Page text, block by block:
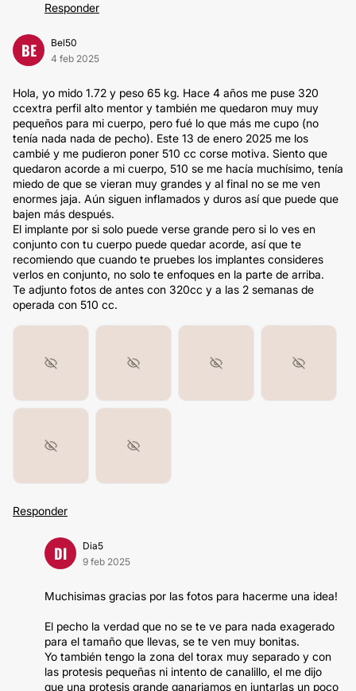
Responder
BE
Bel50
4 feb 2025
Hola, yo mido 1.72 y peso 65 kg. Hace 4 años me puse 320
ccextra perfil alto mentor y también me quedaron muy muy
pequeños para mi cuerpo, pero fué lo que más me cupo (no
tenía nada nada de pecho). Este 13 de enero 2025 me los
cambié y me pudieron poner 510 cc corse motiva. Siento que
quedaron acorde a mi cuerpo, 510 se me hacía muchísimo, tenía
miedo de que se vieran muy grandes y al final no se me ven
enormes jaja. Aún siguen inflamados y duros así que puede que
bajen más después.
El implante por si solo puede verse grande pero si lo ves en
conjunto con tu cuerpo puede quedar acorde, así que te
recomiendo que cuando te pruebes los implantes consideres
verlos en conjunto, no solo te enfoques en la parte de arriba.
Te adjunto fotos de antes con 320cc y a las 2 semanas de
operada con 510 cc.
Responder
DI
Dia5
9 feb 2025
Muchisimas gracias por las fotos para hacerme una idea!
El pecho la verdad que no se te ve para nada exagerado
para el tamaño que llevas, se te ven muy bonitas.
Yo también tengo la zona del torax muy separado y con
las protesis pequeñas ni intento de canalillo, el me dijo
que una protesis grande ganariamos en juntarlas un poco